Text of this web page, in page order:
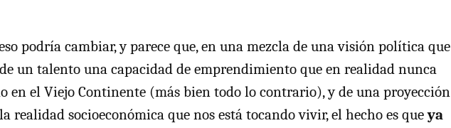
podría cambiar, y parece que, en una mezcla de una visión política que
un talento una capacidad de emprendimiento que en realidad nunca
en el Viejo Continente (más bien todo lo contrario), y de una proyección
realidad socioeconómica que nos está tocando vivir, el hecho es queya